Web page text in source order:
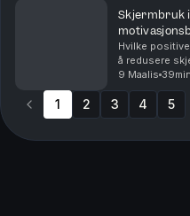
Skjermbruk i
Hvilke
å redusere
skjermbruk er
det:
9 Maalis 39min
1 2 3 4 5